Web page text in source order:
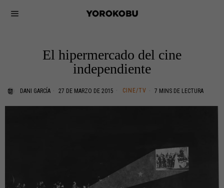
El hipermercado del cine
independiente
DANI GARCÍA 27 DE MARZO DE 2015 CINE/TV 7 MINS DE LECTURA